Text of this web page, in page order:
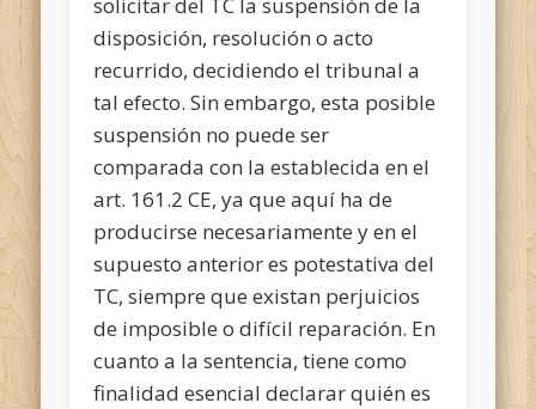
disposición, resolución o acto
recurrido, decidiendo el tribunal a
tal efecto. Sin embargo, esta posible
suspensión no puede ser
comparada con la establecida en el
art. 161.2 CE, ya que aquí ha de
producirse necesariamente y en el
supuesto anterior es potestativa del
TC, siempre que existan perjuicios
de imposible o difícil reparación. En
cuanto a la sentencia, tiene como
finalidad esencial declarar quién es